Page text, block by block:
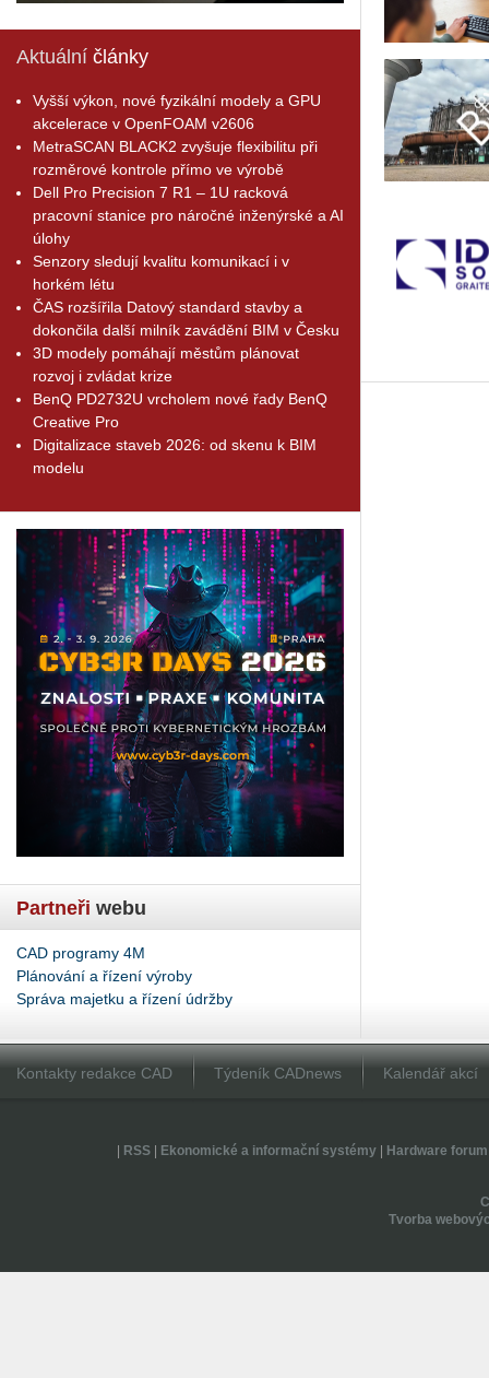
Aktuální články
Vyšší výkon, nové fyzikální modely a GPU
akcelerace v OpenFOAM v2606
MetraSCAN BLACK2 zvyšuje flexibilitu při
rozměrové kontrole přímo ve výrobě
Dell Pro Precision 7 R1 – 1U racková
pracovní stanice pro náročné inženýrské a AI
úlohy
Senzory sledují kvalitu komunikací i v
horkém létu
ČAS rozšířila Datový standard stavby a
dokončila další milník zavádění BIM v Česku
3D modely pomáhají městům plánovat
rozvoj i zvládat krize
BenQ PD2732U vrcholem nové řady BenQ
Creative Pro
Digitalizace staveb 2026: od skenu k BIM
modelu
Partneři webu
CAD programy 4M
Plánování a řízení výroby
Správa majetku a řízení údržby
Kontakty redakce CAD Týdeník CADnews Kalendář akcí
RSS| Ekonomické a informační systémy| Hardware forum
Tvorba